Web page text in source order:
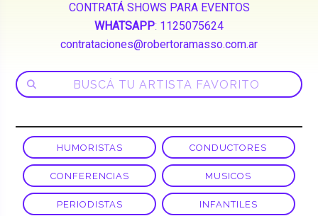
CONTRATÁ SHOWS PARA EVENTOS
WHATSAPP: 1125075624
contrataciones@robertoramasso.com.ar
HUMORISTAS CONDUCTORES
CONFERENCIAS MUSICOS
PERIODISTAS INFANTILES